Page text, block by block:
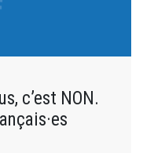
c’est NON.